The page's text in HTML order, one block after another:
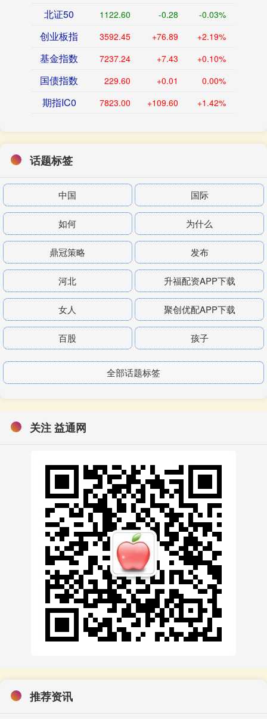
北证50 1122.60 -0.28 -0.03%
创业板指 3592.45 +76.89 +2.19%
基金指数 7237.24 +7.43 +0.10%
国债指数 229.60 +0.01 0.00%
期指IC0 7823.00 +109.60 +1.42%
话题标签
中国 国际
如何 为什么
鼎冠策略 发布
河北 升福配资APP下载
女人 聚创优配APP下载
百股 孩子
全部话题标签
关注 益通网
推荐资讯